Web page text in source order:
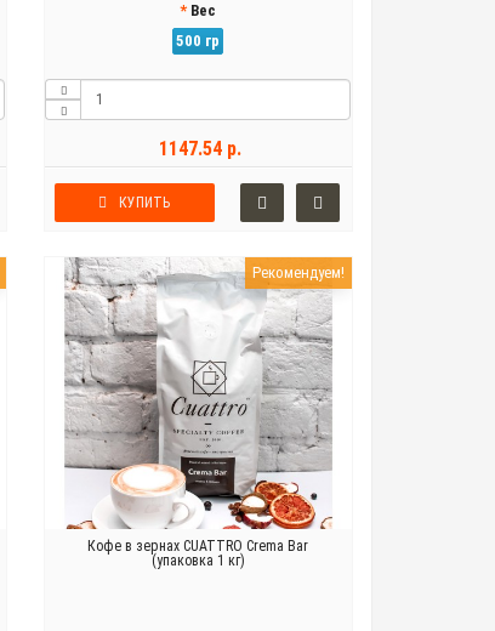
Вес
500 гр
1147.54 р.
КУПИТЬ
Рекомендуем!
Кофе в зернах CUATTRO Crema Bar
(упаковка 1 кг)